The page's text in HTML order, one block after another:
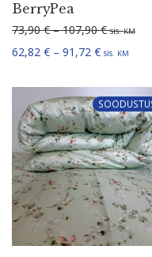
BerryPea
73,90€ – 107,90€ sis.KM
62,82 € – 91,72 € sis. KM